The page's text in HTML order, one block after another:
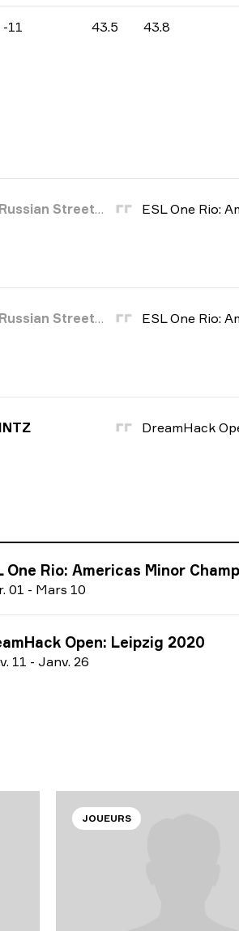
-11 43.5 43.8
Russian Street Party
Russian Street Party
INTZ
One Rio: Americas Minor Championship
01 - Mars 10
Open: Leipzig 2020
11 - Janv. 26
JOUEURS